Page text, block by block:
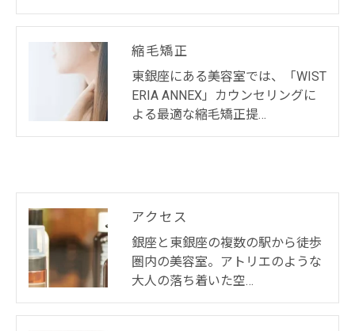
縮毛矯正
東銀座にある美容室では、「WIST
ERIA ANNEX」カウンセリングに
よる最適な縮毛矯正提…
アクセス
銀座と東銀座の複数の駅から徒歩
圏内の美容室。アトリエのような
大人の落ち着いた空…